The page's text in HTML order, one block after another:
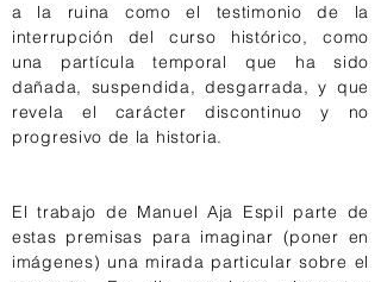
a la ruina como el testimonio de la
interrupción del curso histórico, como
una partícula temporal que ha sido
dañada, suspendida, desgarrada, y que
revela el carácter discontinuo y no
progresivo de la historia.
El trabajo de Manuel Aja Espil parte de
estas premisas para imaginar (poner en
imágenes) una mirada particular sobre el